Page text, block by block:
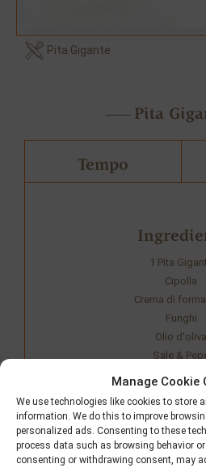
Manage Cookie
We use technologies like cookies to store
information. We do this to improve
personalized ads. Consenting to these
process data such as browsing behavior
consenting or withdrawing consent, may
Pita Gigante
Pita
Tempo
1 Pita
Cipolla
Crema di
Funghi
Olio d'oliva
Sale &
Condividi la